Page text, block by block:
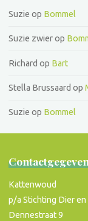
Suzie op Bommel
Suzie zwierop
Richard op Bart
Stella Brussaard op
Suzie op Bommel
Kattenwoud
p/a Stichting Dier
Dennestraat 9